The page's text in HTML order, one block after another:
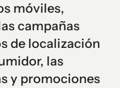
móviles,
campañas
de localización
las
y promociones